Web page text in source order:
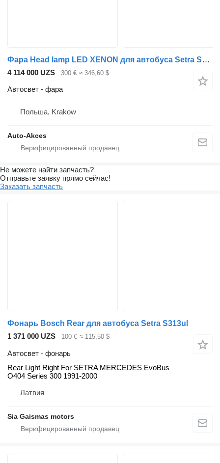
Фара Head lamp LED XENON для автобуса Setra S515 HDH S 516 HDH S 517 HDH S 531
4 114 000 UZS 300 € ≈ 346,60 $
Автосвет - фара
Польша, Krakow
Auto-Akces
Не можете найти запчасть?
Отправьте заявку прямо сейчас!
Заказать запчасть
Фонарь Bosch Rear для автобуса Setra S313ul
1 371 000 UZS
100 € ≈ 115,50 $
Автосвет - фонарь
Rear Light Right For SETRA MERCEDES EvoBus
O404 Series 300 1991-2000
Латвия
Sia Gaismas motors